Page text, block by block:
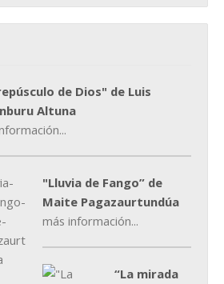
de Dios" de Luis
Altuna
"Lluvia de Fango” de
Maite Pagazaurtundúa
más información...
“La mirada